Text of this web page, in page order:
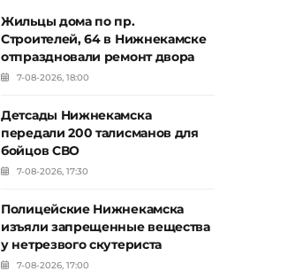
Жильцы дома по пр.
Строителей, 64 в Нижнекамске
отпраздновали ремонт двора
7-08-2026, 18:00
Детсады Нижнекамска
передали 200 талисманов для
бойцов СВО
7-08-2026, 17:30
Полицейские Нижнекамска
изъяли запрещенные вещества
у нетрезвого скутериста
7-08-2026, 17:00